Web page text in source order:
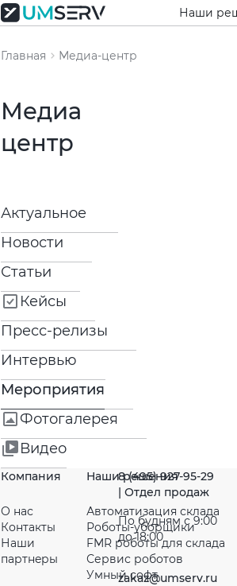
Наши
Главная Медиа-центр
Медиа
центр
Актуальное
Новости
Статьи
Кейсы
Пресс-релизы
Интервью
Мероприятия
Фотогалерея
Видео
Компания
О нас
Контакты
Наши
партнeры
Наши решения
Автоматизация склада
Роботы-уборщики
FMR роботы для склада
Сервис роботов
Умный софт
8 (495) 927-95-29
| Отдел продаж
По будням с 9:00
до 18:00
zakaz@umserv.ru